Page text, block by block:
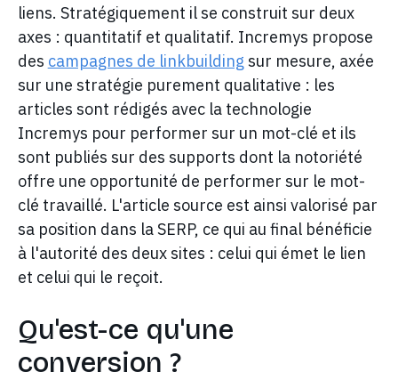
liens. Stratégiquement il se construit sur deux
axes : quantitatif et qualitatif. Incremys propose
des campagnes de linkbuilding sur mesure, axée
sur une stratégie purement qualitative : les
articles sont rédigés avec la technologie
Incremys pour performer sur un mot-clé et ils
sont publiés sur des supports dont la notoriété
offre une opportunité de performer sur le mot-
clé travaillé. L'article source est ainsi valorisé par
sa position dans la SERP, ce qui au final bénéficie
à l'autorité des deux sites : celui qui émet le lien
et celui qui le reçoit.
Qu'est-ce qu'une
conversion ?